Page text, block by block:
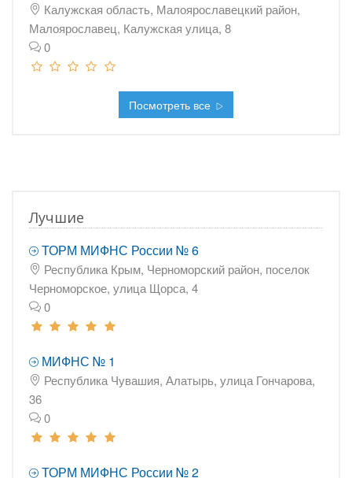
Калужская область, Малоярославецкий район,
Малоярославец, Калужская улица, 8
0
Посмотреть все
Лучшие
ТОРМ МИФНС России № 6
Республика Крым, Черноморский район, поселок
Черноморское, улица Щорса, 4
0
МИФНС № 1
Республика Чувашия, Алатырь, улица Гончарова,
36
0
ТОРМ МИФНС России № 2